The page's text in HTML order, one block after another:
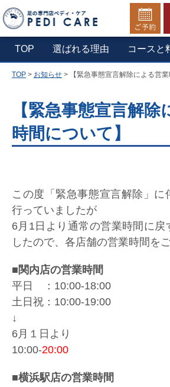
TOP 選ばれる理由 コースと
お電話でのご予約・
▼横浜本店へ電話する
0800-
定休日：第一木曜日・年末年始
営業時間：9:30 - 20:00（最終受
TOP > お知らせ > 【緊急事態宣言解除による営業
【緊急事態宣言解
時間について】
この度「緊急事態宣言解除」に
行っていましたが
6月1日より通常の営業時間に戻
したので、各店舗の営業時間を
■関内店の営業時間
平日 ：10:00-18:00
土日祝：10:00-19:00
↓
6月１日より
10:00-20:00
■横浜駅店の営業時間